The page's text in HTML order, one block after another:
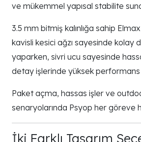
ve mükemmel yapısal stabilite
3.5 mm bitmiş kalınlığa sahip
kavisli kesici ağzı sayesinde kolay
yaparken, sivri ucu sayesinde
detay işlerinde yüksek performans
Paket açma, hassas işler ve
senaryolarında Psyop her göreve
İki Farklı Tasarım